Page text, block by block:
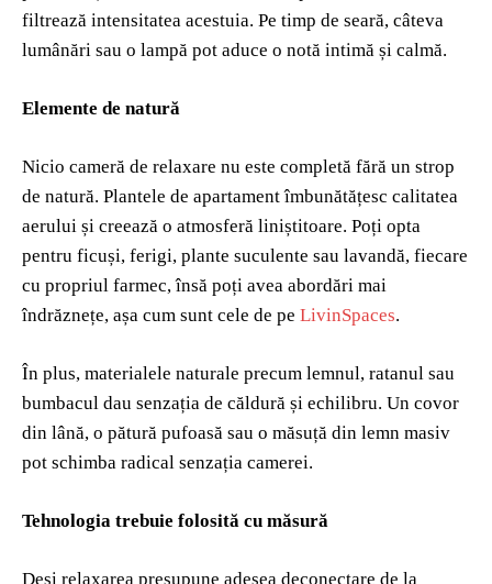
filtrează intensitatea acestuia. Pe timp de seară, câteva
lumânări sau o lampă pot aduce o notă intimă și calmă.
Elemente de natură
Nicio cameră de relaxare nu este completă fără un strop
de natură. Plantele de apartament îmbunătățesc calitatea
aerului și creează o atmosferă liniștitoare. Poți opta
pentru ficuși, ferigi, plante suculente sau lavandă, fiecare
cu propriul farmec, însă poți avea abordări mai
îndrăznețe, așa cum sunt cele de pe LivinSpaces.
În plus, materialele naturale precum lemnul, ratanul sau
bumbacul dau senzația de căldură și echilibru. Un covor
din lână, o pătură pufoasă sau o măsuță din lemn masiv
pot schimba radical senzația camerei.
Tehnologia trebuie folosită cu măsură
Deși relaxarea presupune adesea deconectare de la